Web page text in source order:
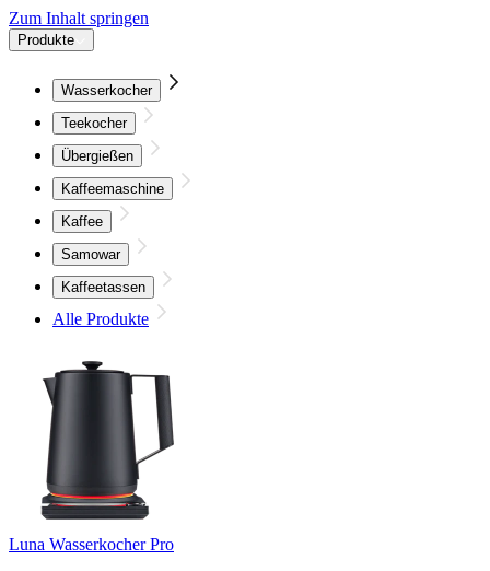
Zum Inhalt springen
Produkte
Wasserkocher
Teekocher
Übergießen
Kaffeemaschine
Kaffee
Samowar
Kaffeetassen
Alle Produkte
Luna Wasserkocher Pro